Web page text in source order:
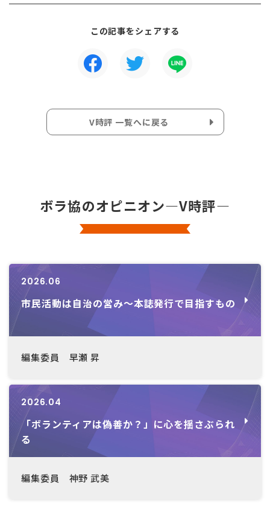
この記事をシェアする
V時評 一覧へに戻る
ボラ協のオピニオン―V時評―
2026.06
市民活動は自治の営み～本誌発行で目指すもの
編集委員 早瀬 昇
2026.04
「ボランティアは偽善か？」に心を揺さぶられ
る
編集委員 神野 武美